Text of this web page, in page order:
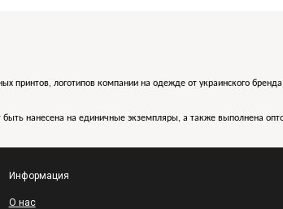
принтов, логотипов компании на одежде от украинского
нанесена на единичные экземпляры, а также выполнена
Информация
O нас